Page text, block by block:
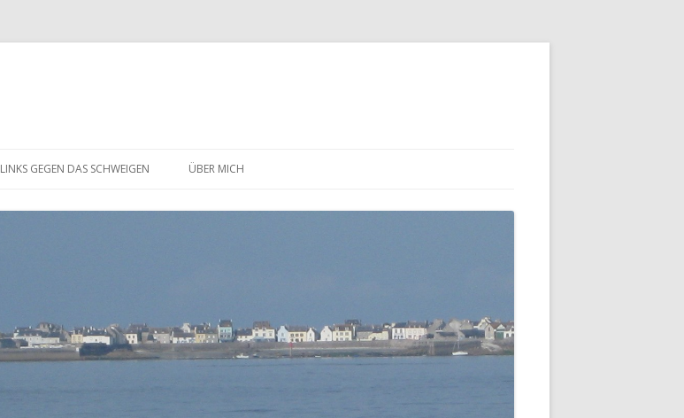
zum
LINKS GEGEN DAS SCHWEIGEN ÜBER MICH